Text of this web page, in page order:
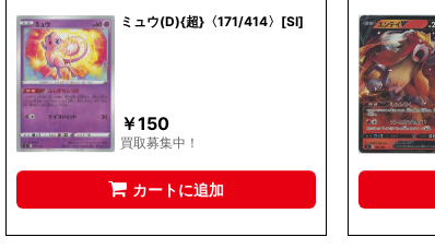
ミュウ(D){超}〈171/414〉[SI]
￥150
買取募集中！
カートに追加